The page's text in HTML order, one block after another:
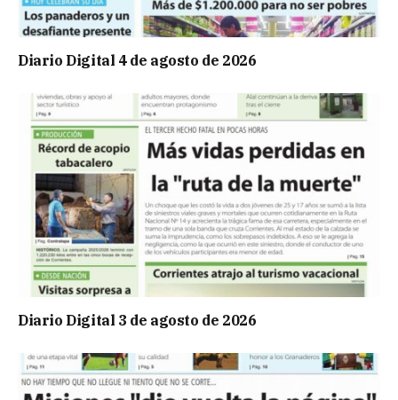
Diario Digital 4 de agosto de 2026
Diario Digital 3 de agosto de 2026